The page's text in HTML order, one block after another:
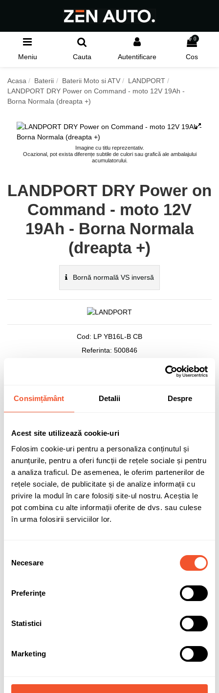
Consimțământ Detalii Despre
Acest site utilizează cookie-uri
Folosim cookie-uri pentru a personaliza conținutul și
anunțurile, pentru a oferi funcții de rețele sociale și pentru
a analiza traficul. De asemenea, le oferim partenerilor de
rețele sociale, de publicitate și de analize informații cu
privire la modul în care folosiți site-ul nostru. Aceștia le
pot combina cu alte informații oferite de dvs. sau culese
în urma folosirii serviciilor lor.
consimțământului
Necesare
Preferinţe
Statistici
Marketing
Meniu Cauta Autentificare
0
Cos
Acasa Baterii Baterii Moto si ATV
LANDPORT
LANDPORT DRY Power on Command - moto 12V 19Ah -
Borna Normala (dreapta +)
Imagine cu titlu reprezentativ.
Ocazional, pot exista diferențe subtile de culori sau grafică ale ambalajului
acumulatorului.
LANDPORT DRY Power on
Command - moto 12V
19Ah - Borna Normala
(dreapta +)
Bornă normală VS inversă
Cod: LP YB16L-B CB
Referinta: 500846
Adaugă în coș
Detalii ale produsului